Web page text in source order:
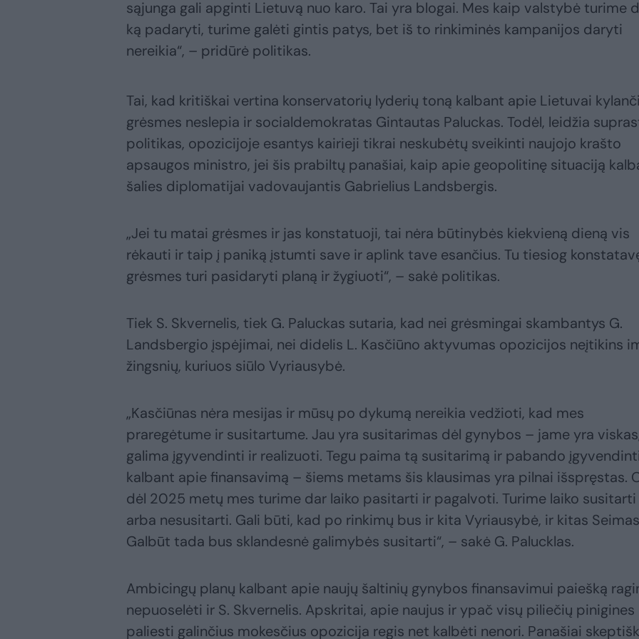
sąjunga gali apginti Lietuvą nuo karo. Tai yra blogai. Mes kaip valstybė turime
ką padaryti, turime galėti gintis patys, bet iš to rinkiminės kampanijos daryti
nereikia“, – pridūrė politikas.
Tai, kad kritiškai vertina konservatorių lyderių toną kalbant apie Lietuvai
grėsmes neslepia ir socialdemokratas Gintautas Paluckas. Todėl, leidžia
politikas, opozicijoje esantys kairieji tikrai neskubėtų sveikinti naujojo krašto
apsaugos ministro, jei šis prabiltų panašiai, kaip apie geopolitinę situaciją
šalies diplomatijai vadovaujantis Gabrielius Landsbergis.
„Jei tu matai grėsmes ir jas konstatuoji, tai nėra būtinybės kiekvieną dieną vis
rėkauti ir taip į paniką įstumti save ir aplink tave esančius. Tu tiesiog
grėsmes turi pasidaryti planą ir žygiuoti“, – sakė politikas.
Tiek S. Skvernelis, tiek G. Paluckas sutaria, kad nei grėsmingai skambantys G.
Landsbergio įspėjimai, nei didelis L. Kasčiūno aktyvumas opozicijos neįtikins
žingsnių, kuriuos siūlo Vyriausybė.
„Kasčiūnas nėra mesijas ir mūsų po dykumą nereikia vedžioti, kad mes
praregėtume ir susitartume. Jau yra susitarimas dėl gynybos – jame yra
galima įgyvendinti ir realizuoti. Tegu paima tą susitarimą ir pabando
kalbant apie finansavimą – šiems metams šis klausimas yra pilnai išspręstas.
dėl 2025 metų mes turime dar laiko pasitarti ir pagalvoti. Turime laiko susitarti
arba nesusitarti. Gali būti, kad po rinkimų bus ir kita Vyriausybė, ir kitas
Galbūt tada bus sklandesnė galimybės susitarti“, – sakė G. Palucklas.
Ambicingų planų kalbant apie naujų šaltinių gynybos finansavimui paiešką
nepuoselėti ir S. Skvernelis. Apskritai, apie naujus ir ypač visų piliečių pinigines
paliesti galinčius mokesčius opozicija regis net kalbėti nenori. Panašiai